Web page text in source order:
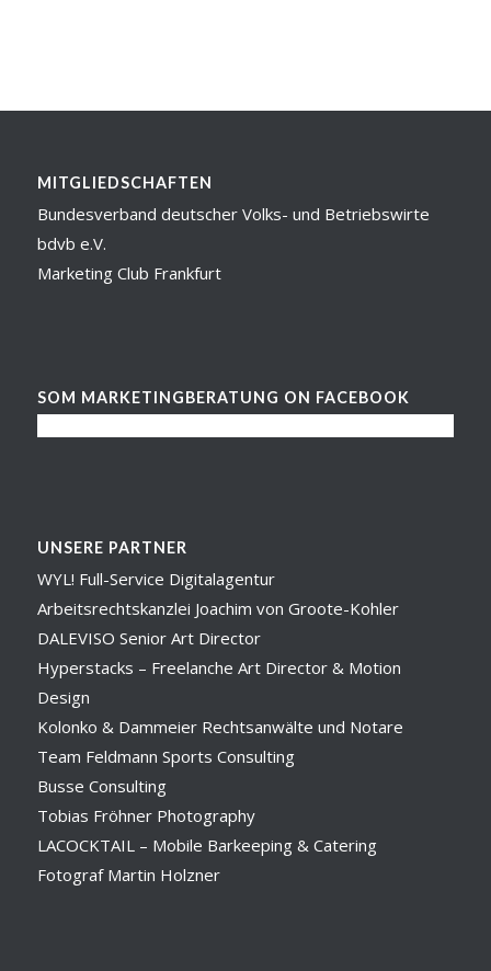
MITGLIEDSCHAFTEN
Bundesverband deutscher Volks- und Betriebswirte
bdvb e.V.
Marketing Club Frankfurt
SOM MARKETINGBERATUNG ON FACEBOOK
UNSERE PARTNER
WYL! Full-Service Digitalagentur
Arbeitsrechtskanzlei Joachim von Groote-Kohler
DALEVISO Senior Art Director
Hyperstacks – Freelanche Art Director & Motion
Design
Kolonko & Dammeier Rechtsanwälte und Notare
Team Feldmann Sports Consulting
Busse Consulting
Tobias Fröhner Photography
LACOCKTAIL – Mobile Barkeeping & Catering
Fotograf Martin Holzner